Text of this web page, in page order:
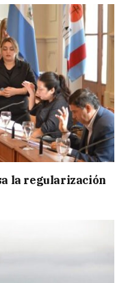
la regularización